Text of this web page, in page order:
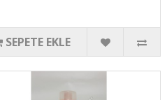
SEPETE EKLE